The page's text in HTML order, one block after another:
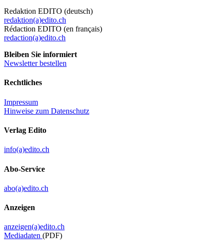
Redaktion EDITO (deutsch)
redaktion(a)edito.ch
Rédaction EDITO (en français)
redaction(a)edito.ch
Bleiben Sie informiert
Newsletter bestellen
Rechtliches
Impressum
Hinweise zum Datenschutz
Verlag Edito
info(a)edito.ch
Abo-Service
abo(a)edito.ch
Anzeigen
anzeigen(a)edito.ch
Mediadaten (PDF)